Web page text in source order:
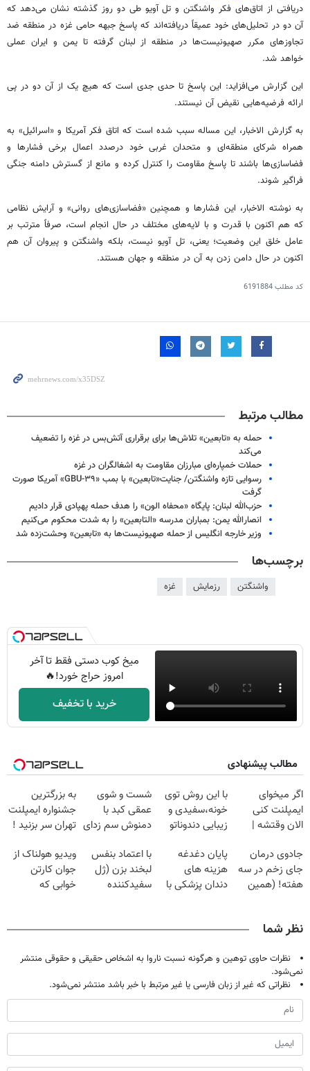
دریافتی از اتاق‌های فکر واشنگتن و تل آویو طی دو روز گذشته نشان می‌دهد که
آن دو در تحلیل‌های خود عمیقاً دریافته‌اند که پاسخ جبهه حامی غزه در منطقه ضد
تجاوزهای مکرر صهیونیست‌ها در منطقه از لبنان گرفته تا یمن و ایران عملی
خواهد شد.
این گزارش می‌افزاید: این پاسخ تا حدی جدی است که هیچ یک از آن دو در پی
ارائه فرضیه‌هایی نقیض آن نیستند.
به گزارش الاخبار، این مساله سبب شده است که اتاق فکر آمریکا و «اسرائیل» به
همراه شرکای منطقه‌ای و متحدان غربی خود درصدد اعمال برخی فشارها و
فضاسازی‌ها باشند تا پاسخ مقاومت را کنترل کرده و مانع از گسترش دامنه جنگی
فراگیر شوند.
به نوشته الاخبار، این فشارها و همچنین «فضاسازی‌های روانی» و آرایش نظامی
که هم اکنون با قدرت و با لایه‌های مختلف در حال انجام است، صرفاً مترتب بر
عامل خلق این وضعیت؛ یعنی،تل آویو نیست، بلکه واشنگتن و پیروان آن هم
اکنون در حال دامن زدن به آن در منطقه و جهان هستند.
کد مطلب6191884
مطالب مرتبط
حمله به «تابعین» تلاش‌ها برای برقراری آتش‌بس در غزه را تضعیف
می‌کند
حملات خمپاره‌ای مبارزان مقاومت به اشغالگران در غزه
رسوایی تازه واشنگتن/ جنایت«تابعین» با بمب «GBU-۳۹» آمریکا صورت
گرفت
حزب‌الله لبنان: پایگاه «محفاه الون» را هدف حمله پهپادی قرار دادیم
انصارالله یمن: بمباران مدرسه «التابعین» را به شدت محکوم می‌کنیم
وزیر خارجه انگلیس از حمله صهیونیست‌ها به «تابعین» وحشت‌زده شد
برچسب‌ها
واشنگتن رزمایش غزه
میخ کوب دستی فقط تا آخر
امروز حراج خورد!🔥
خرید با تخفیف
مطالب پیشنهادی
اگر میخوای
ایمپلنت کنی
الان وقتشه |
میلیون تومان!!!
با این روش توی
خونه،سفیدی و
زیبایی دندوناتو
(40%off)
شست و شوی
عمقی کبد با
دمنوش سم زدای
به بزرگترین
جشنواره ایمپلنت
تهران سر بزنید !
میلیون !
جادوی درمان
جای زخم در سه
هفته! (همین
پایان دغدغه
هزینه های
دندان پزشکی با
با اعتماد بنفس
لبخند بزن (ژل
سفیدکننده
ویدیو هولناک از
جوان کارتن
خوابی که
نظر شما
نظرات حاوی توهین و هرگونه نسبت ناروا به اشخاص حقیقی و حقوقی منتشر
نمی‌شود.
نظراتی که غیر از زبان فارسی یا غیر مرتبط با خبر باشد منتشر نمی‌شود.